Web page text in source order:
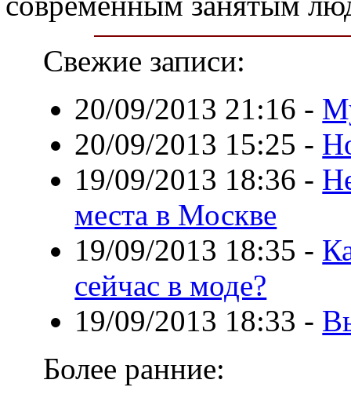
Свежие записи:
20/09/2013 21:16 -
20/09/2013 15:25 -
19/09/2013 18:36 -
места в Москве
19/09/2013 18:35 -
сейчас в моде?
19/09/2013 18:33 -
Более ранние: